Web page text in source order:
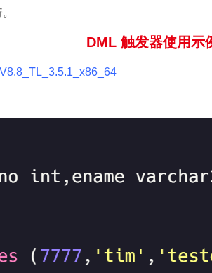
DML 触发器使用示